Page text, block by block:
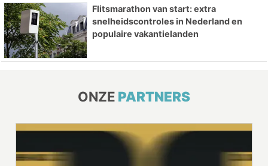
Flitsmarathon van start: extra
snelheidscontroles in Nederland en
populaire vakantielanden
ONZE PARTNERS